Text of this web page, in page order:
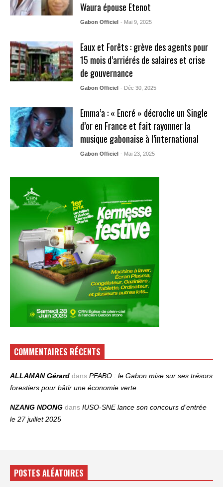
Waura épouse Etenot
Gabon Officiel - Mai 9, 2025
Eaux et Forêts : grève des agents pour
15 mois d’arriérés de salaires et crise
de gouvernance
Gabon Officiel - Déc 30, 2025
Emma’a : « Encré » décroche un Single
d’or en France et fait rayonner la
musique gabonaise à l’international
Gabon Officiel - Mai 23, 2025
COMMENTAIRES RÉCENTS
ALLAMAN Gérard dans PFABO : le Gabon mise sur ses trésors
forestiers pour bâtir une économie verte
NZANG NDONG dans IUSO‑SNE lance son concours d’entrée
le 27 juillet 2025
POSTES ALÉATOIRES